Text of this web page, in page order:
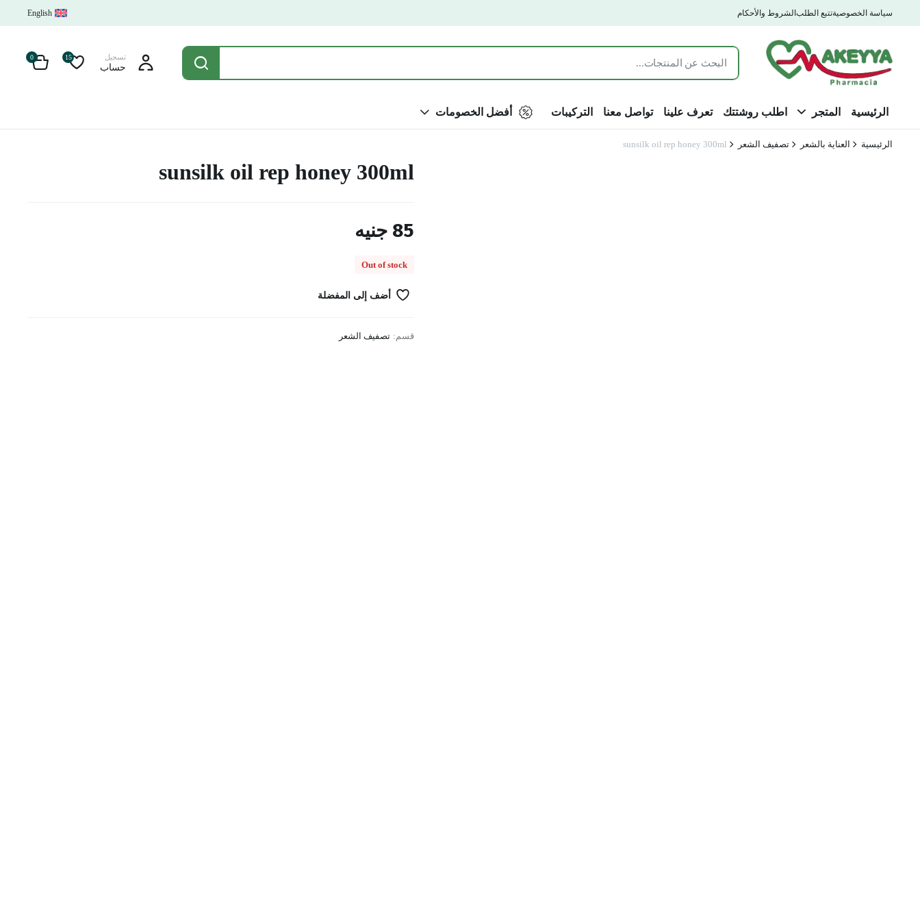
سياسة الخصوصيةتتبع الطلب الشروط والأحكام English
تسجيل
حساب
15
0
الرئيسية المتجر اطلب روشتتك تعرف علينا تواصل معنا التركيبات أفضل الخصومات
الرئيسية العناية بالشعر تصفيف الشعر sunsilk oil rep honey 300ml
sunsilk oil rep honey 300ml
85 جنيه
Out of stock
أضف إلى المفضلة
قسم: تصفيف الشعر